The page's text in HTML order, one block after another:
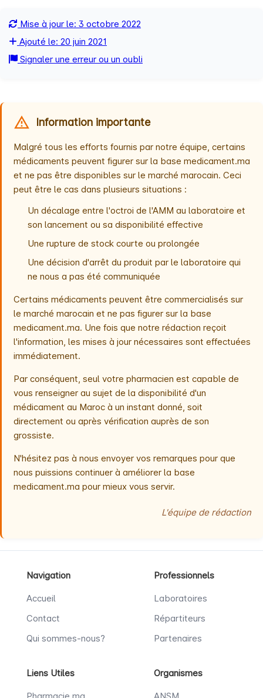
Mise à jour le: 3 octobre 2022
Ajouté le: 20 juin 2021
Signaler une erreur ou un oubli
Information importante
Malgré tous les efforts fournis par notre équipe, certains
médicaments peuvent figurer sur la base medicament.ma
et ne pas être disponibles sur le marché marocain. Ceci
peut être le cas dans plusieurs situations :
Un décalage entre l'octroi de l'AMM au laboratoire et
son lancement ou sa disponibilité effective
Une rupture de stock courte ou prolongée
Une décision d'arrêt du produit par le laboratoire qui
ne nous a pas été communiquée
Certains médicaments peuvent être commercialisés sur
le marché marocain et ne pas figurer sur la base
medicament.ma. Une fois que notre rédaction reçoit
l'information, les mises à jour nécessaires sont effectuées
immédiatement.
Par conséquent, seul votre pharmacien est capable de
vous renseigner au sujet de la disponibilité d'un
médicament au Maroc à un instant donné, soit
directement ou après vérification auprès de son
grossiste.
N'hésitez pas à nous envoyer vos remarques pour que
nous puissions continuer à améliorer la base
medicament.ma pour mieux vous servir.
L'équipe de rédaction
Navigation
Accueil
Contact
Qui sommes-nous?
Professionnels
Laboratoires
Répartiteurs
Partenaires
Liens Utiles Organismes